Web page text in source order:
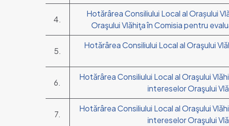
4.
Hotărârea Consiliului Local al Orașului
Oraşului Vlăhiţa în Comisia pentru
5.
Hotărârea Consiliului Local al Oraşului
6.
Hotărârea Consiliului Local al Oraşului
intereselor Oraşului
7.
Hotărârea Consiliului Local al Oraşului
intereselor Oraşului